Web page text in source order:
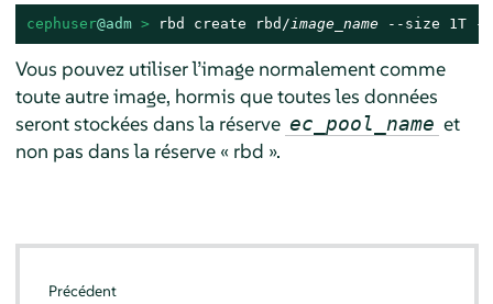
cephuser@adm > rbd create rbd/image_name --size 1T
Vous pouvez utiliser l’image normalement comme
toute autre image, hormis que toutes les données
seront stockées dans la réserve ec_pool_name et
non pas dans la réserve « rbd ».
Précédent